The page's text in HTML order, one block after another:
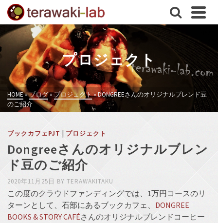
プロジェクト
HOME»ブログ»プロジェクト»DONGREEさんのオリジナルブレンド豆
のご紹介
ブックカフェPJT | プロジェクト
Dongreeさんのオリジナルブレン
ド豆のご紹介
2020年11月25日 BY TERAWAKITAKU
この度のクラウドファンディングでは、1万円コースのリ
ターンとして、石部にあるブックカフェ、 DONGREE
BOOKS & STORY CAFÉさんのオリジナルブレンドコーヒー